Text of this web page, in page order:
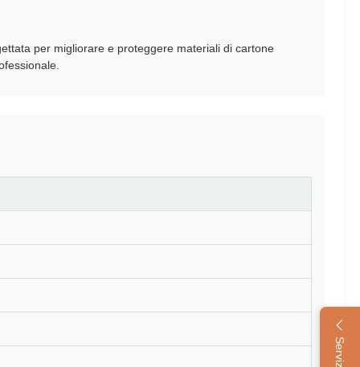
per migliorare e proteggere materiali di cartone